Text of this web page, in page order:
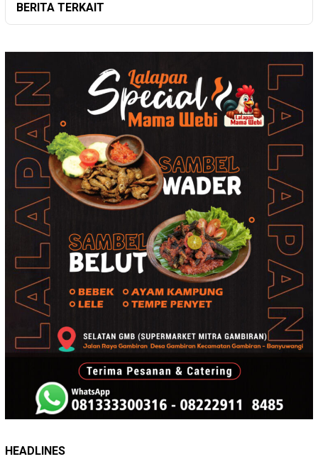
BERITA TERKAIT
HEADLINES